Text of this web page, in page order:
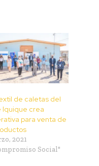
de caletas del
Iquique crea
para venta de
2021
Social"